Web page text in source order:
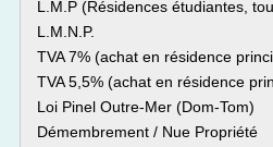
L.M.P (Résidences étudiantes,
L.M.N.P.
TVA 7% (achat en résidence
TVA 5,5% (achat en résidence
Loi Pinel Outre-Mer (Dom-Tom)
Démembrement / Nue Propriété